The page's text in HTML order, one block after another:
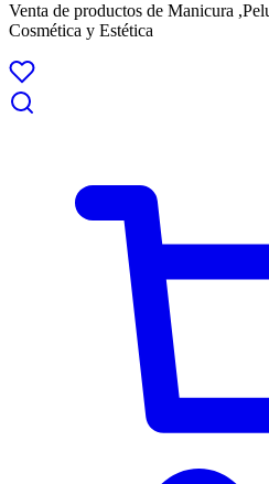
Venta de productos de Manicura
Cosmética y Estética